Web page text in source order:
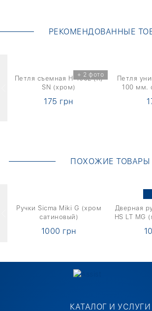
РЕКОМЕНДОВАННЫЕ
+ 2 фото
Петля съемная H-100L (R)
SN (хром)
175 грн
Петля
100 мм.
ПОХОЖИЕ ТОВАРЫ
Ручки Sicma Miki G (хром
сатиновый)
1000 грн
Дверная
HS LT MG
КАТАЛОГ И УСЛУГИ